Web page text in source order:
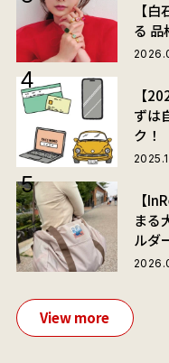
【
る 品
【
ずは
ク！
【
まる
ルダ
が夏
View more